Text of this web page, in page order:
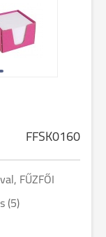
FFSK0160
FŰZFŐI
(5)